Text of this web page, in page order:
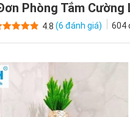
Phòng Tắm Cường
4.8 (6 đánh giá) 604